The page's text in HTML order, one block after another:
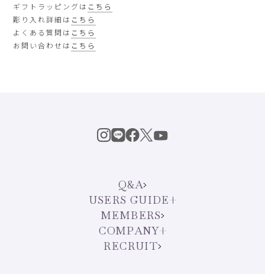
ギフトラッピングは こちら
彫り入れ詳細は こちら
よくある質問は こちら
お問い合わせは こちら
Q&A
USERS GUIDE
MEMBERS
COMPANY
RECRUIT